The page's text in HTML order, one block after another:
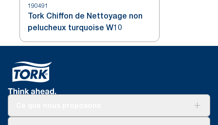
190491
Tork Chiffon de Nettoyage non
pelucheux turquoise W10